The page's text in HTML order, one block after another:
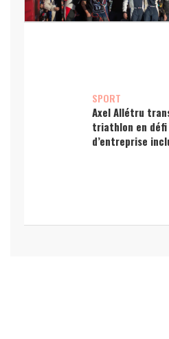
SPORT
Axel Allétru
triathlon en défi
d’entreprise